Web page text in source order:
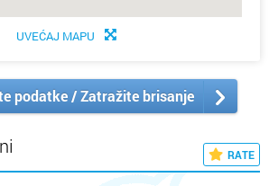
UVEĆAJ MAPU
podatke / Zatražite brisanje
RATE